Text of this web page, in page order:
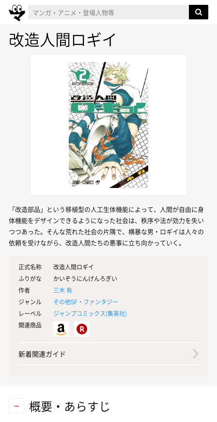
改造人間ロギイ
「改造部品」という移植型の人工生体機能によって、人間が自由に身
体機能をデザインできるようになった社会は、秩序や法が効力を失い
つつあった。そんな荒れた社会の片隅で、横暴な男・ロギイは人々の
依頼を受けながら、改造人間たちの悪事に立ち向かっていく。
正式名称
改造人間ロギイ
ふりがな
かいぞうにんげんろぎい
作者
三木 有
ジャンル
その他SF・ファンタジー
レーベル
ジャンプコミックス(集英社)
関連商品
新着関連ガイド
概要・あらすじ